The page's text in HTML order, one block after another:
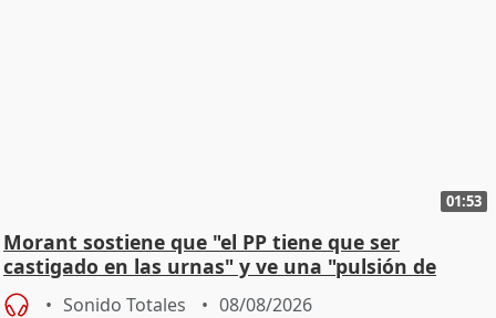
01:53
Morant sostiene que "el PP tiene que ser
castigado en las urnas" y ve una "pulsión de
cambio"
Sonido Totales 08/08/2026